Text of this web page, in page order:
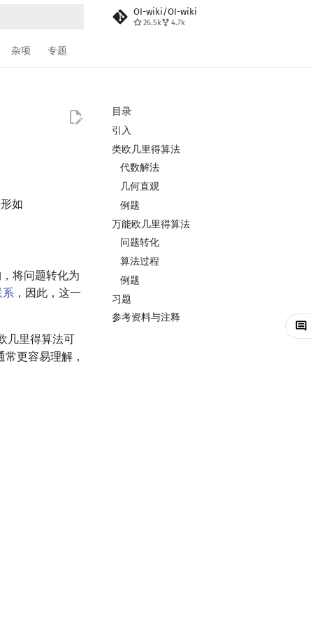
OI-wiki/OI-wiki
26.5k 4.7k
杂项 专题
目录
引入
类欧几里得算法
代数解法
几何直观
例题
万能欧几里得算法
问题转化
算法过程
例题
习题
参考资料与注释
如
将问题转化为
系 ，因此，这一
几里得算法可
更容易理解，